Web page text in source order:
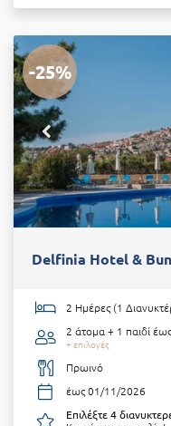
-25%
Delfinia Hotel &
2 Ημέρες (1
2 άτομα + 1 παιδί
+ επιλογές
Πρωινό
έως 01/11/2026
Επιλέξτε 4